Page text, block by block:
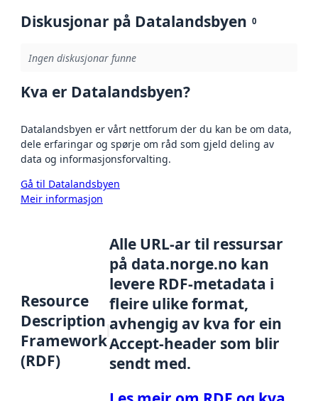
Diskusjonar på Datalandsbyen 0
Ingen diskusjonar funne
Kva er Datalandsbyen?
Datalandsbyen er vårt nettforum der du kan be om data,
dele erfaringar og spørje om råd som gjeld deling av
data og informasjonsforvalting.
Gå til Datalandsbyen
Meir informasjon
Resource
Description
Framework
(RDF)
Alle URL-ar til ressursar
på data.norge.no kan
levere RDF-metadata i
fleire ulike format,
avhengig av kva for ein
Accept-header som blir
sendt med.